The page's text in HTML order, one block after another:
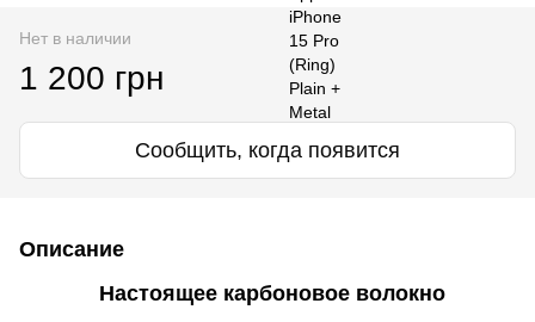
Нет в наличии
1 200 грн
Сообщить, когда появится
Описание
Настоящее карбоновое волокно